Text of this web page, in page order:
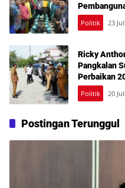
Politik 23
Ricky
Pangkalan
Perbaikan
Politik 20
Postingan Terunggul